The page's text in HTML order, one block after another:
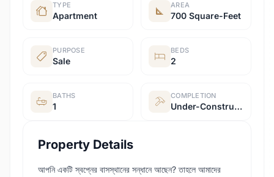
TYPE
Apartment
AREA
700 Square-Feet
PURPOSE
Sale
BEDS
2
BATHS
1
COMPLETION
Under-Construction
Property Details
আপনি একটি স্বপ্নের বাসস্থানের সন্ধানে আছেন? তাহলে আমাদের